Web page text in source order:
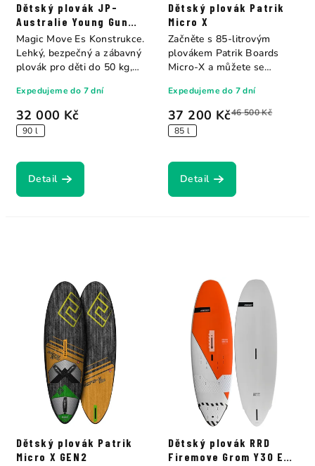
Dětský plovák JP-
Australie Young Gun
Magic Move Es
32 000 Kč
90 l
Expedujeme do 7 dní
Detail
Magic Move Es Konstrukce.
Lehký, bezpečný a zábavný
plovák pro děti do 50 kg,
Dětský plovák Patrik
Micro X
37 200 Kč46 500 Kč
85 l
Expedujeme do 7 dní
Detail
Začněte s 85-litrovým
plovákem Patrik Boards
Micro-X a můžete se
Dětský plovák Patrik
Micro X GEN2
Dětský plovák RRD
Firemove Grom Y30 E-